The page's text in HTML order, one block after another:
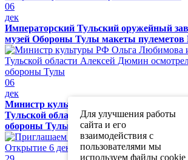
06
дек
Императорский Тульский оружейный
музей Обороны Тулы макеты
06
дек
Министр культуры РФ Ольга Любимова
Тульской области Алексей Дюмин
обороны Тулы
Для улучшения работы
сайта и его
взаимодействия с
пользователями мы
используем файлы cookie